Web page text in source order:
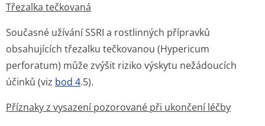
Třezalka tečkovaná
Současné užívání SSRI a rostlinných přípravků
obsahujících třezalku tečkovanou (Hypericum
perforatum) může zvýšit riziko výskytu nežádoucích
účinků (viz bod 4.5).
Příznaky z vysazení pozorované při ukončení léčby